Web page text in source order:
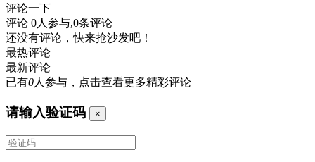
评论一下
评论 0人参与,0条评论
还没有评论，快来抢沙发吧！
最热评论
最新评论
已有0人参与，点击查看更多精彩评论
请输入验证码 ×